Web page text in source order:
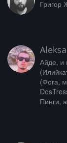
Григор
Айде, и
(Фога,
Пинги,